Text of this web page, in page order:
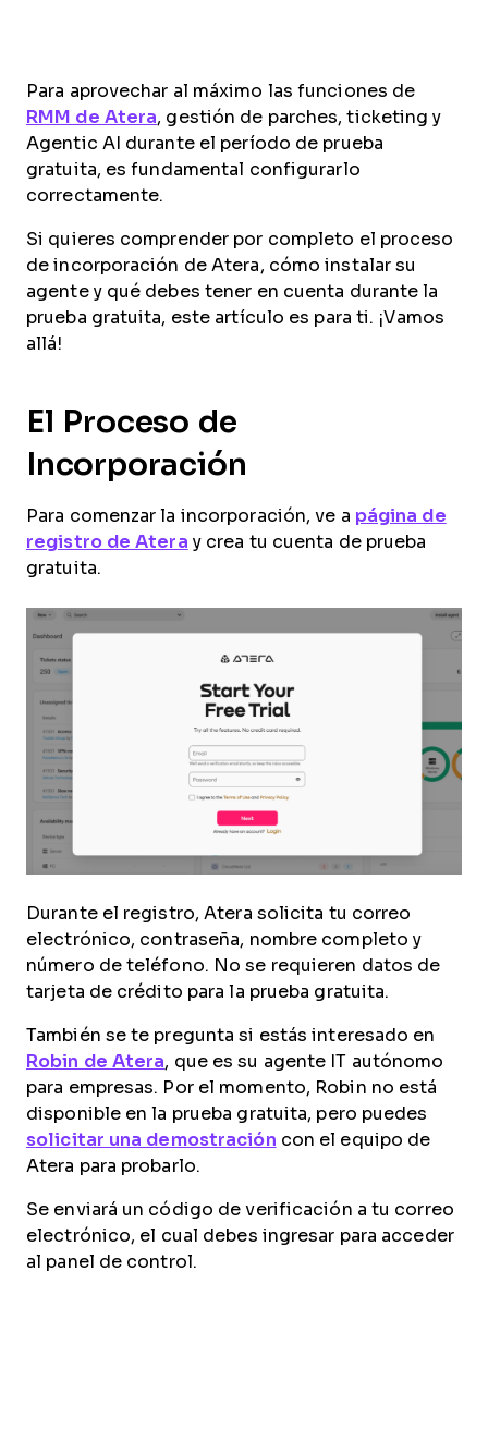
Para aprovechar al máximo las funciones de
RMM de Atera, gestión de parches, ticketing y
Agentic AI durante el período de prueba
gratuita, es fundamental configurarlo
correctamente.
Si quieres comprender por completo el proceso
de incorporación de Atera, cómo instalar su
agente y qué debes tener en cuenta durante la
prueba gratuita, este artículo es para ti. ¡Vamos
allá!
El Proceso de
Incorporación
Para comenzar la incorporación, ve a página de
registro de Atera y crea tu cuenta de prueba
gratuita.
Durante el registro, Atera solicita tu correo
electrónico, contraseña, nombre completo y
número de teléfono. No se requieren datos de
tarjeta de crédito para la prueba gratuita.
También se te pregunta si estás interesado en
Robin de Atera, que es su agente IT autónomo
para empresas. Por el momento, Robin no está
disponible en la prueba gratuita, pero puedes
solicitar una demostración con el equipo de
Atera para probarlo.
Se enviará un código de verificación a tu correo
electrónico, el cual debes ingresar para acceder
al panel de control.